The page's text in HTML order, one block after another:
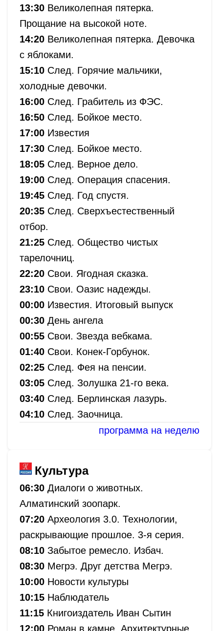
13:30 Великолепная пятерка.
Прощание на высокой ноте.
14:20 Великолепная пятерка. Девочка
с яблоками.
15:10 След. Горячие мальчики,
холодные девочки.
16:00 След. Грабитель из ФЭС.
16:50 След. Бойкое место.
17:00 Известия
17:30 След. Бойкое место.
18:05 След. Верное дело.
19:00 След. Операция спасения.
19:45 След. Год спустя.
20:35 След. Сверхъестественный
отбор.
21:25 След. Общество чистых
тарелочниц.
22:20 Свои. Ягодная сказка.
23:10 Свои. Оазис надежды.
00:00 Известия. Итоговый выпуск
00:30 День ангела
00:55 Свои. Звезда вебкама.
01:40 Свои. Конек-Горбунок.
02:25 След. Фея на пенсии.
03:05 След. Золушка 21-го века.
03:40 След. Берлинская лазурь.
04:10 След. Заочница.
программа на неделю
Культура
06:30 Диалоги о животных.
Алматинский зоопарк.
07:20 Археология 3.0. Технологии,
раскрывающие прошлое. 3-я серия.
08:10 Забытое ремесло. Избач.
08:30 Мегрэ. Друг детства Мегрэ.
10:00 Новости культуры
10:15 Наблюдатель
11:15 Книгоиздатель Иван Сытин
12:00 Роман в камне. Архитектурные